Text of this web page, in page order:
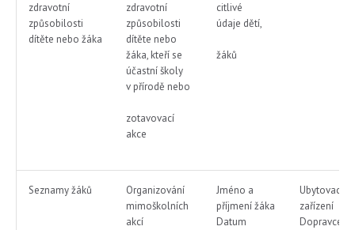
zdravotní
způsobilosti
dítěte nebo žáka
zdravotní
způsobilosti
dítěte nebo
žáka, kteří se
účastní školy
v přírodě nebo
zotavovací
akce
citlivé
údaje dětí,
žáků
Seznamy žáků
Organizování
mimoškolních
akcí
Jméno a
příjmení žáka
Datum
Ubytovací
zařízení
Dopravce